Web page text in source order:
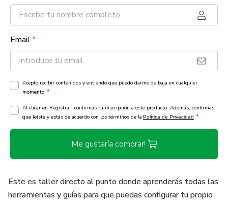
Email*
Acepto recibir contenidos y entiendo que puedo darme de baja en cualquier
momento. *
Al clicar en Registrar, confirmas tu inscripción a este producto. Además, confirmas
que leíste y estás de acuerdo con los términos de la Política de Privacidad *
¡Me gustaría comprar!
Este es taller directo al punto donde aprenderás todas las
herramientas y guías para que puedas configurar tu propio